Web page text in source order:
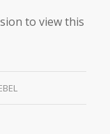
to view this